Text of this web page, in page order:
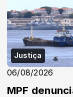
Justiça
06/08/2026
MPF